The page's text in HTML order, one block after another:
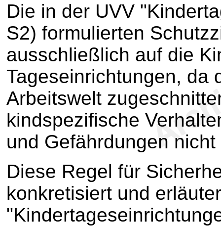
Die in der UVV
S2) formulierten
ausschließlich auf die
Tageseinrichtungen, da
Arbeitswelt
kindspezifische
und Gefährdungen
Diese Regel für
konkretisiert und